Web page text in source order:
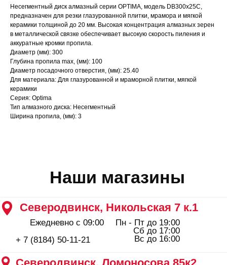
Несегментный диск алмазный серии OPTIMA, модель DB300x25C,
предназначен для резки глазурованной плитки, мрамора и мягкой
керамики толщиной до 20 мм. Высокая концентрация алмазных зерен
в металлической связке обеспечивает высокую скорость пиления и
аккуратные кромки пропила.
Диаметр (мм): 300
Глубина пропила max, (мм): 100
Диаметр посадочного отверстия, (мм): 25.40
Для материала: Для глазурованной и мраморной плитки, мягкой
керамики
Серия: Optima
Тип алмазного диска: Несегментный
Ширина пропила, (мм): 3
Наши магазины
Архангельск, Урицкого 50 к.1
Северодвинск, Ломоносова 85к2
Северодвинск, Никольская 7 к.1
Пн - Пт 09:00 - 19:00
Сб - Вс 10:00 - 18:00
Пн - Пт 09:00 - 19:00
+ 7 (8184) 50-11-21
+ 7 (911) 562-83-03